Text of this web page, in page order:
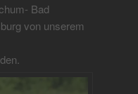
Bad
von unserem